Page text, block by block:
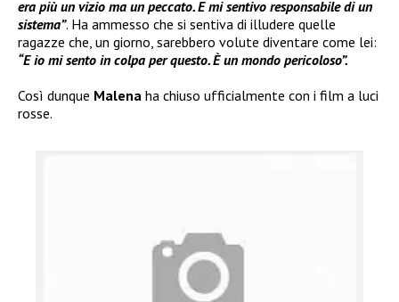
era più un vizio ma un peccato. E mi sentivo responsabile di un
sistema”. Ha ammesso che si sentiva di illudere quelle
ragazze che, un giorno, sarebbero volute diventare come lei:
“E io mi sento in colpa per questo. È un mondo pericoloso”.
Così dunque Malena ha chiuso ufficialmente con i film a luci
rosse.